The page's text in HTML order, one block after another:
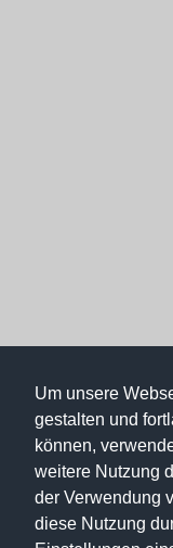
Um unsere
gestalten und
können,
weitere Nutzung
der Verwendung
diese Nutzung